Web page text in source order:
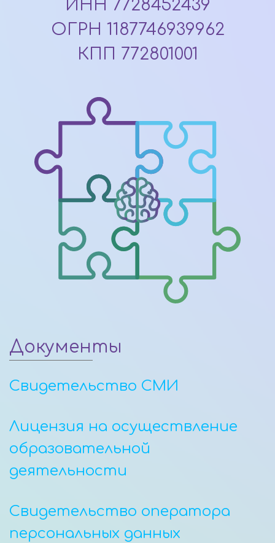
ИНН 7728452439
ОГРН 1187746939962
КПП 772801001
Документы
Свидетельство СМИ
Лицензия на осуществление
образовательной
деятельности
Свидетельство оператора
персональных данных